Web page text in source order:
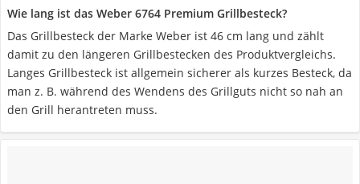
Wie lang ist das Weber 6764 Premium Grillbesteck?
Das Grillbesteck der Marke Weber ist 46 cm lang und zählt
damit zu den längeren Grillbestecken des Produktvergleichs.
Langes Grillbesteck ist allgemein sicherer als kurzes Besteck, da
man z. B. während des Wendens des Grillguts nicht so nah an
den Grill herantreten muss.